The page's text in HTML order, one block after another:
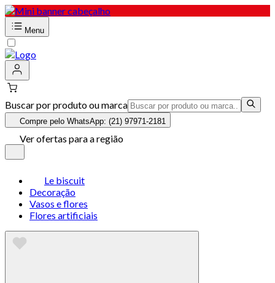
Menu
Buscar por produto ou marca
Compre pelo WhatsApp: (21) 97971-2181
Ver ofertas para a região
Le biscuit
Decoração
Vasos e flores
Flores artificiais